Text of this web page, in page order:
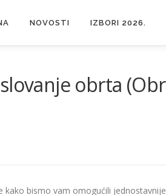
NOVOSTI IZBORI 2026.
obrta
bismo vam omogućili